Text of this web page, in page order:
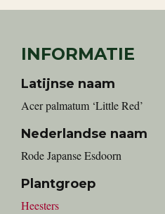
INFORMATIE
Latijnse naam
Acer palmatum ‘Little Red’
Nederlandse naam
Rode Japanse Esdoorn
Plantgroep
Heesters